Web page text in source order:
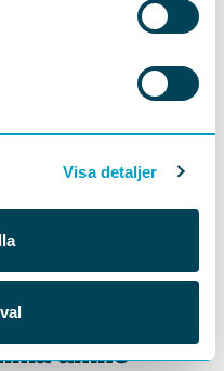
Visa detaljer
ämne